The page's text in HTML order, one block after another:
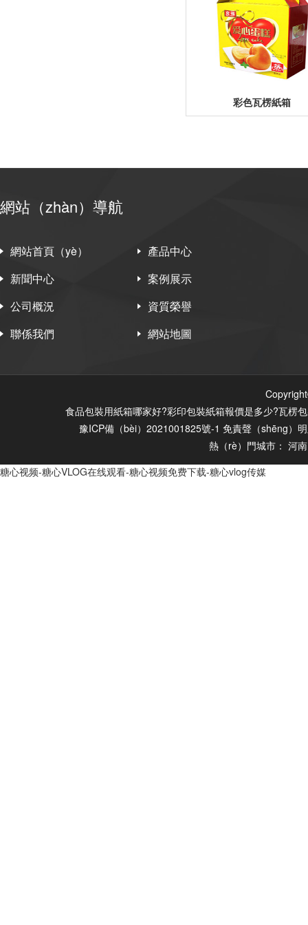
彩色瓦楞紙箱
網站（zhàn）導航
網站首頁（yè）
產品中心
新聞中心
案例展示
公司概況
資質榮譽
聯係我們
網站地圖
食品包裝用紙箱哪家好?彩印包裝紙箱報價是多少?瓦楞
豫ICP備（bèi）2021001825號-1 免責聲（shēng）明
熱（rè）門城市： 河南
糖心视频-糖心VLOG在线观看-糖心视频免费下载-糖心vlog传媒